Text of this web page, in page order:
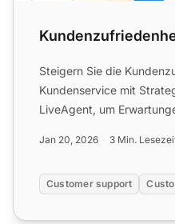
Steigern Sie die
Kundenservice mit
LiveAgent, um
Jan 20, 2026 3 Min.
Customer support